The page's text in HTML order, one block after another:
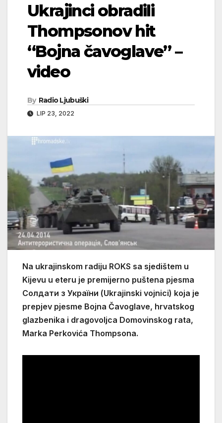
Ukrajinci obradili
Thompsonov hit
“Bojna čavoglave” –
video
By Radio Ljubuški
LIP 23, 2022
Na ukrajinskom radiju ROKS sa sjedištem u
Kijevu u eteru je premijerno puštena pjesma
Солдати з України (Ukrajinski vojnici) koja je
prepjev pjesme Bojna Čavoglave, hrvatskog
glazbenika i dragovoljca Domovinskog rata,
Marka Perkovića Thompsona.